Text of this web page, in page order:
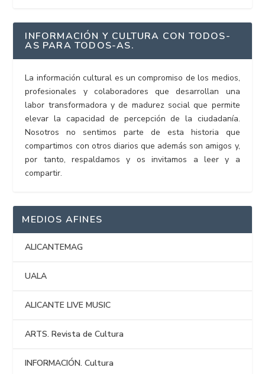
INFORMACIÓN Y CULTURA CON TODOS-
AS PARA TODOS-AS.
La información cultural es un compromiso de los medios,
profesionales y colaboradores que desarrollan una
labor transformadora y de madurez social que permite
elevar la capacidad de percepción de la ciudadanía.
Nosotros no sentimos parte de esta historia que
compartimos con otros diarios que además son amigos y,
por tanto, respaldamos y os invitamos a leer y a
compartir.
MEDIOS AFINES
ALICANTEMAG
UALA
ALICANTE LIVE MUSIC
ARTS. Revista de Cultura
INFORMACIÓN. Cultura